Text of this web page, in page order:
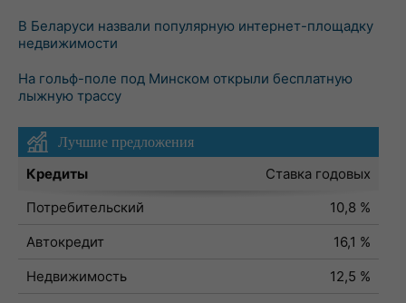
В Беларуси назвали популярную интернет-площадку
недвижимости
На гольф-поле под Минском открыли бесплатную
лыжную трассу
Лучшие предложения
Кредиты
Ставка годовых
Потребительский
10,8 %
Автокредит
16,1 %
Недвижимость
12,5 %